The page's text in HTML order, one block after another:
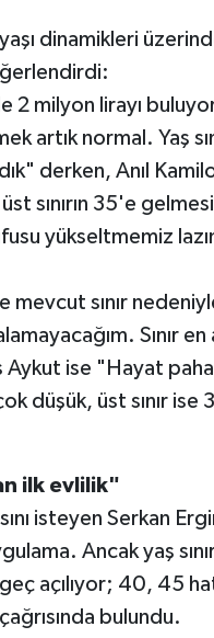
dinamikleri
milyon lirayı
artık normal. Yaş
derken, Anıl
sınırın 35'e
yükseltmemiz
mevcut sınır
Sınır en
Aykut ise "Hayat
düşük, üst sınır
ilk evlilik"
isteyen Serkan
Ancak yaş
açılıyor; 40, 45
bulundu.